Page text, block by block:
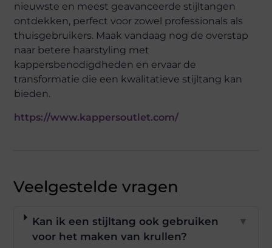
nieuwste en meest geavanceerde stijltangen
ontdekken, perfect voor zowel professionals als
thuisgebruikers. Maak vandaag nog de overstap
naar betere haarstyling met
kappersbenodigdheden en ervaar de
transformatie die een kwalitatieve stijltang kan
bieden.
https://www.kappersoutlet.com/
Veelgestelde vragen
Kan ik een stijltang ook gebruiken
voor het maken van krullen?
▼